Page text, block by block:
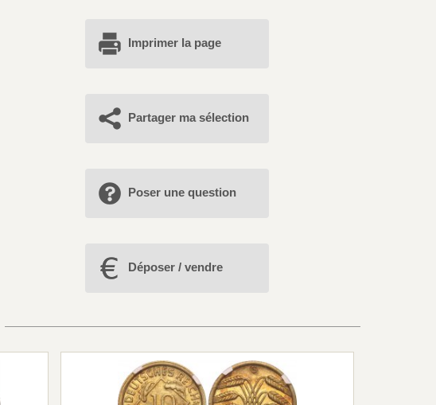
Imprimer la page
Partager ma sélection
Poser une question
Déposer / vendre